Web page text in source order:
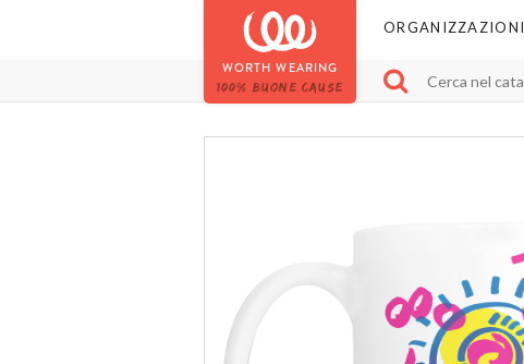
WORTH WEARING
100% BUONE CAUSE
ORGANIZZAZIONI